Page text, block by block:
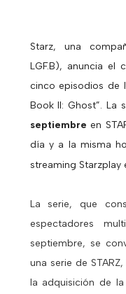
Starz, una
LGF.B), anuncia el
cinco episodios de
Book II: Ghost”. La
septiembre en
día y a la misma
streaming Starzplay
La serie, que
espectadores
septiembre, se
una serie de
la adquisición de